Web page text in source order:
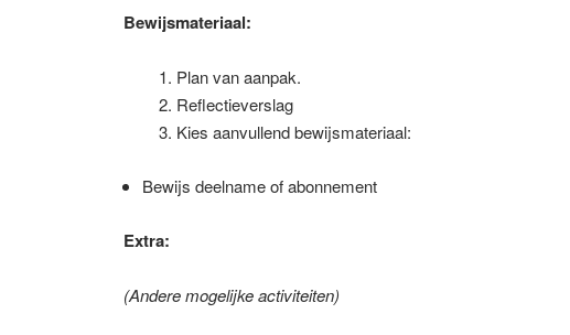
Bewijsmateriaal:
Plan van aanpak.
Reflectieverslag
Kies aanvullend bewijsmateriaal:
Bewijs deelname of abonnement
Extra:
(Andere mogelijke activiteiten)